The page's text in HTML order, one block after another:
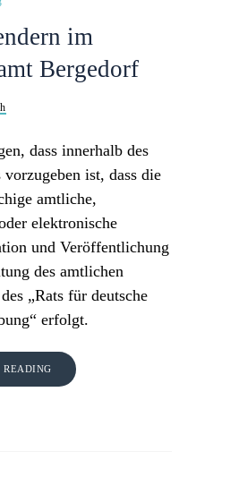
im
Bergedorf
dass innerhalb des
ist, dass die
amtliche,
elektronische
und Veröffentlichung
des amtlichen
„Rats für deutsche
erfolgt.
READING